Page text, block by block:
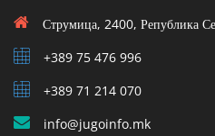
Струмица, 2400, Република
+389 75 476 996
+389 71 214 070
info@jugoinfo.mk